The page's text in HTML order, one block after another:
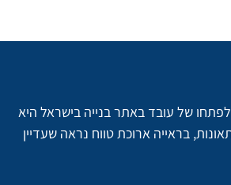
של עובד באתר בנייה בישראל היא
במספר התאונות, בראייה ארוכת טווח נראה שעדיין